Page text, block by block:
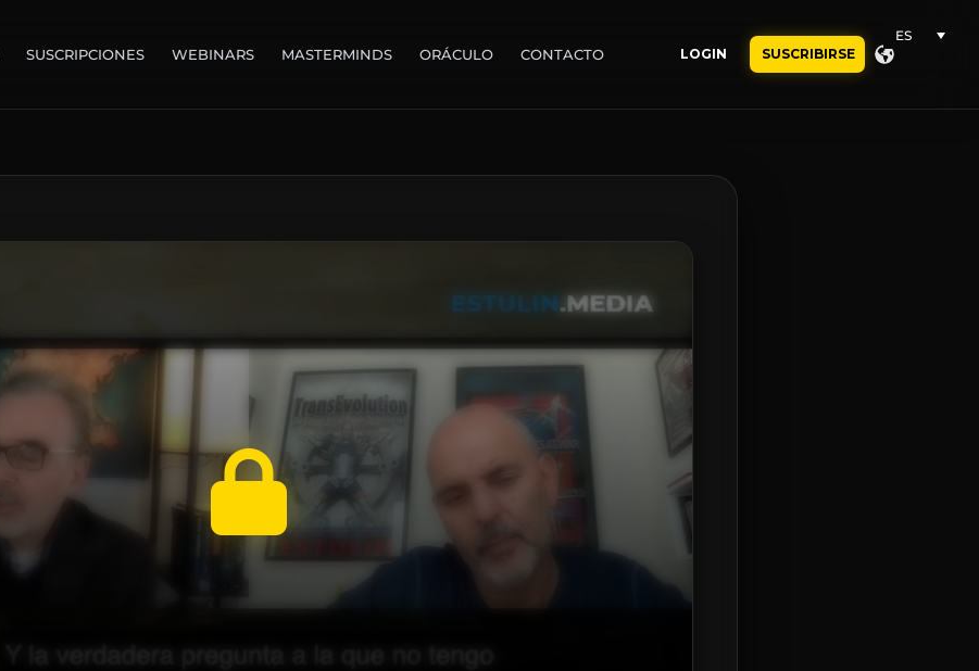
SUSCRIPCIONES WEBINARS MASTERMINDS ORÁCULO CONTACTO LOGIN SUSCRIBIRSE
ES